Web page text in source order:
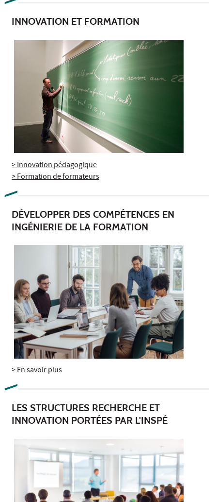
INNOVATION ET FORMATION
> Innovation pédagogique
> Formation de formateurs
DÉVELOPPER DES COMPÉTENCES EN
INGÉNIERIE DE LA FORMATION
> En savoir plus
LES STRUCTURES RECHERCHE ET
INNOVATION PORTÉES PAR L'INSPÉ